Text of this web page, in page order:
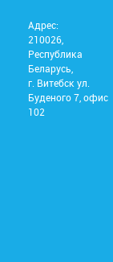
Адрес:
210026,
Республика
Беларусь,
г. Витебск ул.
Буденого 7, офис
102